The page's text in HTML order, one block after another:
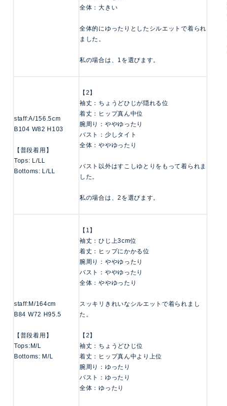
全体：大きい
全体的にゆったりとしたシルエットで着られ
ました。
私の場合は、1を選びます。
staff:A/156.5cm
B104 W82 H103
【普段着用】
Tops: L/LL
Bottoms: L/LL
【2】
袖丈：ちょうどひじが隠れる位
着丈：ヒップ真ん中位
腕周り：ややゆったり
バスト：少しタイト
全体：ややゆったり
バスト以外はすこしゆとりをもって着られま
した。
私の場合は、2を選びます。
staff:M/164cm
B84 W72 H95.5
【普段着用】
Tops:M/L
Bottoms: M/L
【1】
袖丈：ひじ上3cm位
着丈：ヒップにかかる位
腕周り：ややゆったり
バスト：ややゆったり
全体：ややゆったり
スッキリきれいなシルエットで着られまし
た。
【2】
袖丈：ちょうどひじ位
着丈：ヒップ真ん中より上位
腕周り：ゆったり
バスト：ゆったり
全体：ゆったり